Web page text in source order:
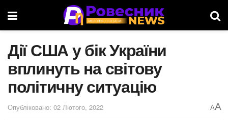
Дії США у бік України
вплинуть на світову
політичну ситуацію
Опубліковано: 02 Лютого, 2022 AA